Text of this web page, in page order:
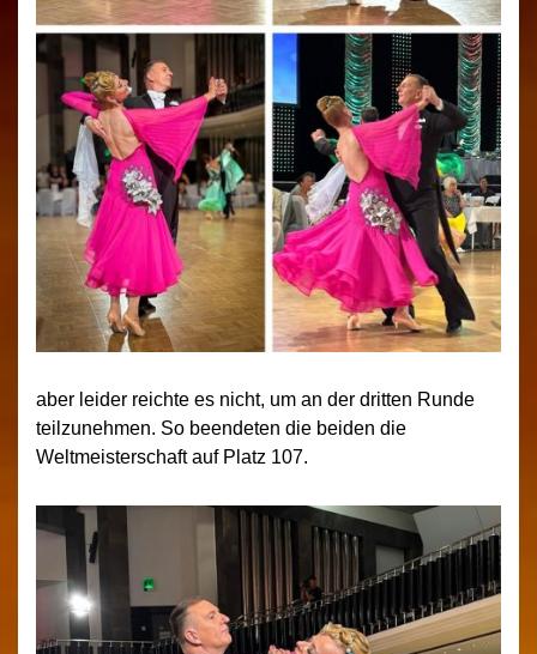
aber leider reichte es nicht, um an der dritten Runde
teilzunehmen. So beendeten die beiden die
Weltmeisterschaft auf Platz 107.